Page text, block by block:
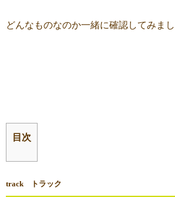
どんなものなのか一緒に確認してみまし
目次
track トラック